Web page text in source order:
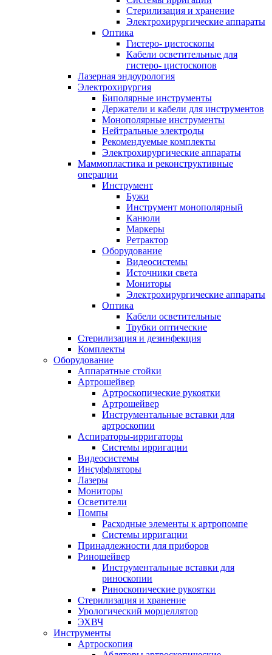
Стерилизация и хранение
Электрохирургические аппараты
Оптика
Гистеро- цистоскопы
Кабели осветительные для
гистеро- цистоскопов
Лазерная эндоурология
Электрохирургия
Биполярные инструменты
Держатели и кабели для инструментов
Монополярные инструменты
Нейтральные электроды
Рекомендуемые комплекты
Электрохирургические аппараты
Маммопластика и реконструктивные
операции
Инструмент
Бужи
Инструмент монополярный
Канюли
Маркеры
Ретрактор
Оборудование
Видеосистемы
Источники света
Мониторы
Электрохирургические аппараты
Оптика
Кабели осветительные
Трубки оптические
Стерилизация и дезинфекция
Комплекты
Оборудование
Аппаратные стойки
Артрошейвер
Артроскопические рукоятки
Артрошейвер
Инструментальные вставки для
артроскопии
Аспираторы-ирригаторы
Системы ирригации
Видеосистемы
Инсуффляторы
Лазеры
Мониторы
Осветители
Помпы
Расходные элементы к артропомпе
Системы ирригации
Принадлежности для приборов
Риношейвер
Инструментальные вставки для
риноскопии
Риноскопические рукоятки
Стерилизация и хранение
Урологический морцеллятор
ЭХВЧ
Инструменты
Артроскопия